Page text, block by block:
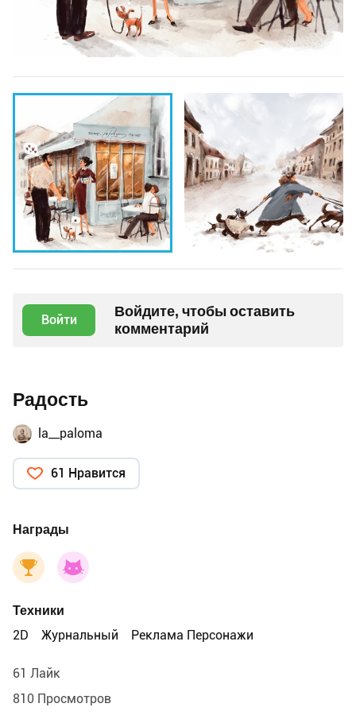
Войти
Войдите, чтобы оставить
комментарий
Радость
la__paloma
61 Нравится
Награды
Техники
2D
Журнальный Реклама Персонажи
61 Лайк
810 Просмотров